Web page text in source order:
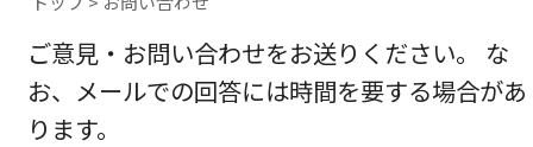
ご意見・お問い合わせをお送りください。 な
お、メールでの回答には時間を要する場合があ
ります。